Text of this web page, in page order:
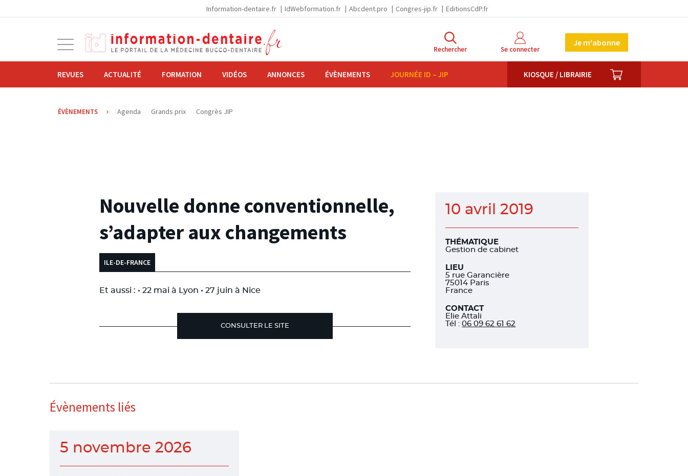
Information-dentaire.fr IdWebformation.fr Abcdent.pro Congres-jip.fr EditionsCdP.fr
navigation
Rechercher Se connecter
Je m'abonne
REVUES ACTUALITÉ FORMATION VIDÉOS ANNONCES ÉVÈNEMENTS JOURNÉE ID – JIP KIOSQUE / LIBRAIRIE PANIER
ÉVÈNEMENTS Agenda Grands prix Congrès JIP
01.03.2019
Nouvelle donne conventionnelle,
s’adapter aux changements
ILE-DE-FRANCE
Et aussi : • 22 mai à Lyon • 27 juin à Nice
CONSULTER LE SITE
10 avril 2019
THÉMATIQUE
Gestion de cabinet
LIEU
5 rue Garancière
75014 Paris
France
CONTACT
Elie Attali
Tél :06 09 62 61 62
Évènements liés
5 novembre 2026